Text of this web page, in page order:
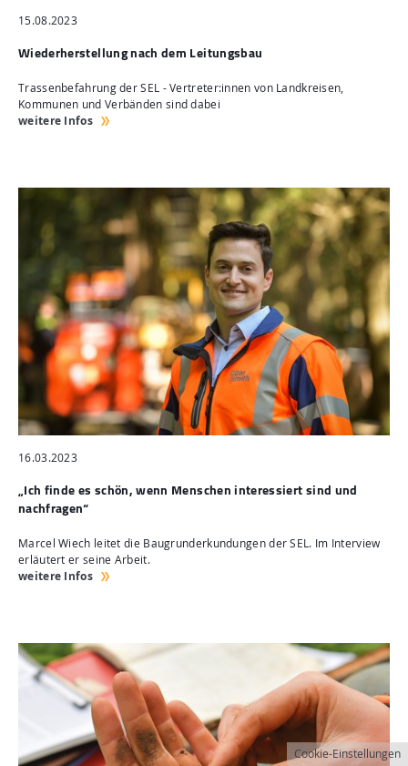
15.08.2023
Wiederherstellung nach dem Leitungsbau
Trassenbefahrung der SEL - Vertreter:innen von Landkreisen,
Kommunen und Verbänden sind dabei
weitere Infos
16.03.2023
„Ich finde es schön, wenn Menschen interessiert sind und
nachfragen“
Marcel Wiech leitet die Baugrunderkundungen der SEL. Im Interview
erläutert er seine Arbeit.
weitere Infos
Cookie-Einstellungen